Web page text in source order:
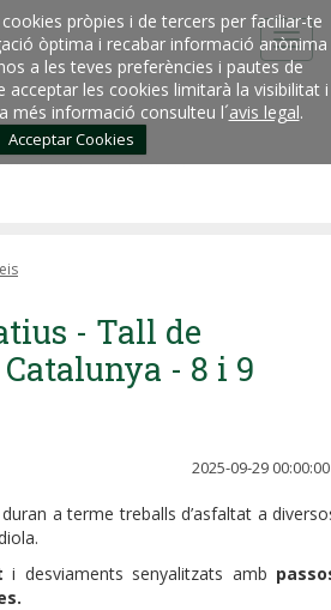
pròpies i de tercers per faciliar-te
òptima i recabar informació anònima
a les teves preferències i pautes de
acceptar les cookies limitarà la visibilitat i
més informació consulteu l´avis legal.
Acceptar Cookies
- Tall de
- 8 i 9
2025-09-29 00:00:00
a terme treballs d’asfaltat a
i desviaments senyalitzats amb